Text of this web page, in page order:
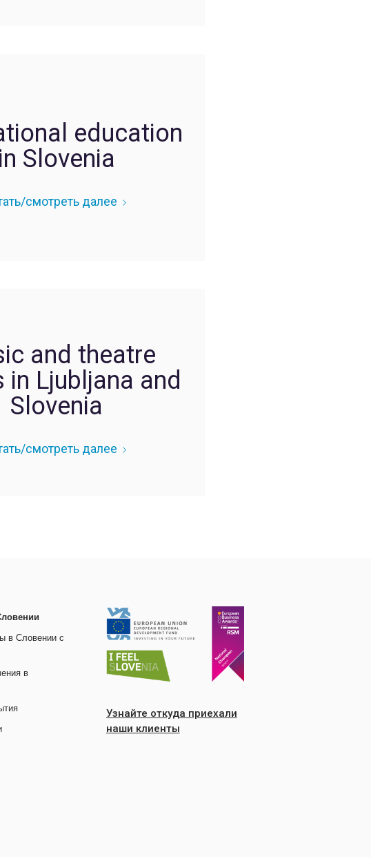
education
in Slovenia
смотреть далее
and theatre
in Ljubljana and
Slovenia
смотреть далее
в Словении с
в
Узнайте откуда приехали
наши клиенты